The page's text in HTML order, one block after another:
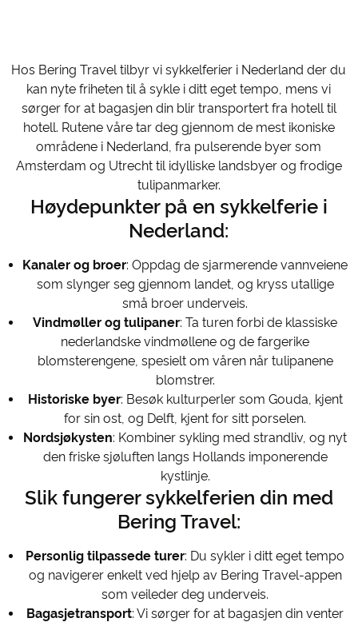
Hos Bering Travel tilbyr vi sykkelferier i Nederland der du
kan nyte friheten til å sykle i ditt eget tempo, mens vi
sørger for at bagasjen din blir transportert fra hotell til
hotell. Rutene våre tar deg gjennom de mest ikoniske
områdene i Nederland, fra pulserende byer som
Amsterdam og Utrecht til idylliske landsbyer og frodige
tulipanmarker.
Høydepunkter på en sykkelferie i
Nederland:
Kanaler og broer: Oppdag de sjarmerende vannveiene
som slynger seg gjennom landet, og kryss utallige
små broer underveis.
Vindmøller og tulipaner: Ta turen forbi de klassiske
nederlandske vindmøllene og de fargerike
blomsterengene, spesielt om våren når tulipanene
blomstrer.
Historiske byer: Besøk kulturperler som Gouda, kjent
for sin ost, og Delft, kjent for sitt porselen.
Nordsjøkysten: Kombiner sykling med strandliv, og nyt
den friske sjøluften langs Hollands imponerende
kystlinje.
Slik fungerer sykkelferien din med
Bering Travel:
Personlig tilpassede turer: Du sykler i ditt eget tempo
og navigerer enkelt ved hjelp av Bering Travel-appen
som veileder deg underveis.
Bagasjetransport: Vi sørger for at bagasjen din venter